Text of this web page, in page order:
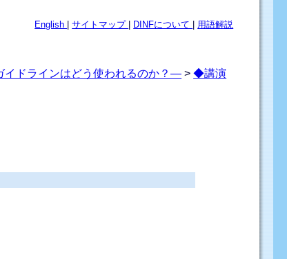
English |サイトマップ DINFについて 用語解説
イドラインはどう使われるのか？― >◆講演